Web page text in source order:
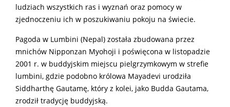
ludziach wszystkich ras i wyznań oraz pomocy w
zjednoczeniu ich w poszukiwaniu pokoju na świecie.
Pagoda w Lumbini (Nepal) została zbudowana przez
mnichów Nipponzan Myohoji i poświęcona w listopadzie
2001 r. w buddyjskim miejscu pielgrzymkowym w strefie
lumbini, gdzie podobno królowa Mayadevi urodziła
Siddharthę Gautamę, który z kolei, jako Budda Gautama,
zrodził tradycję buddyjską.